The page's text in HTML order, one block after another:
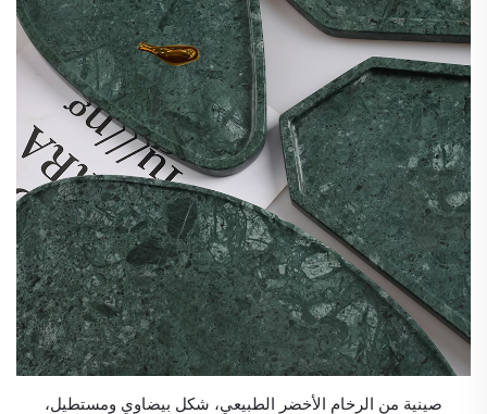
صينية من الرخام الأخضر الطبيعي، شكل بيضاوي ومستطيل،